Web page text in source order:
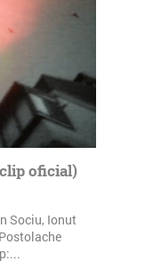
oficial)
Sociu, Ionut